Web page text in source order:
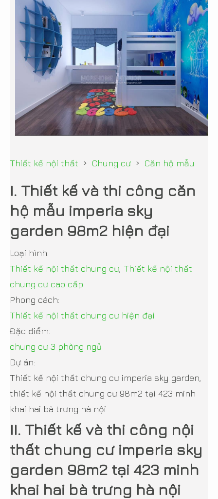
Thiết kế nội thất › Chung cư › Căn hộ mẫu
I. Thiết kế và thi công căn
hộ mẫu imperia sky
garden 98m2 hiện đại
Loại hình:
Thiết kế nội thất chung cư Thiết kế nội thất
chung cư cao cấp
Phong cách:
Thiết kế nội thất chung cư hiện đại
Đặc điểm:
chung cư 3 phòng ngủ
Dự án:
Thiết kế nội thất chung cư imperia sky garden,
thiết kế nội thất chung cư 98m2 tại 423 minh
khai hai bà trưng hà nội
II. Thiết kế và thi công nội
thất chung cư imperia sky
garden 98m2 tại 423 minh
khai hai bà trưng hà nội